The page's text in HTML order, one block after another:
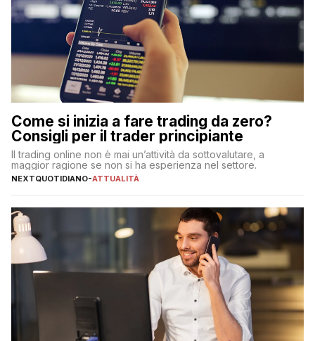
Come si inizia a fare trading da zero?
Consigli per il trader principiante
Il trading online non è mai un’attività da sottovalutare, a
maggior ragione se non si ha esperienza nel settore.
NEXTQUOTIDIANO-ATTUALITÀ